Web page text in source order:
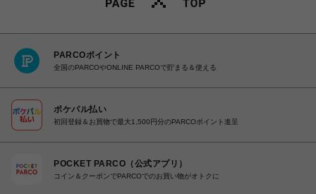
PARCOポイント
全国のPARCOやONLINE PARCOで貯まる＆使える
ポケパル払い
初回登録＆お買物で最大1,500円分のPARCOポイント進呈
POCKET PARCO（公式アプリ）
コイン＆クーポンでPARCOでのお買い物がオトクに